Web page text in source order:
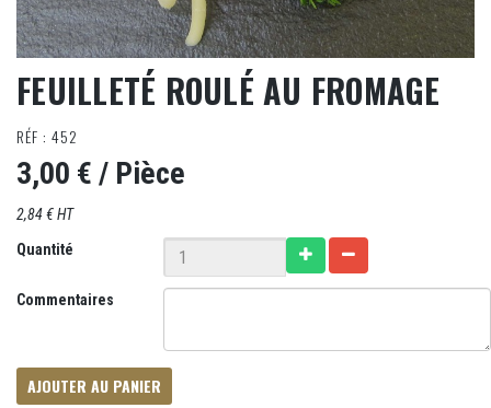
FEUILLETÉ ROULÉ AU FROMAGE
RÉF : 452
3,00 € / Pièce
2,84 € HT
Quantité
Commentaires
AJOUTER AU PANIER